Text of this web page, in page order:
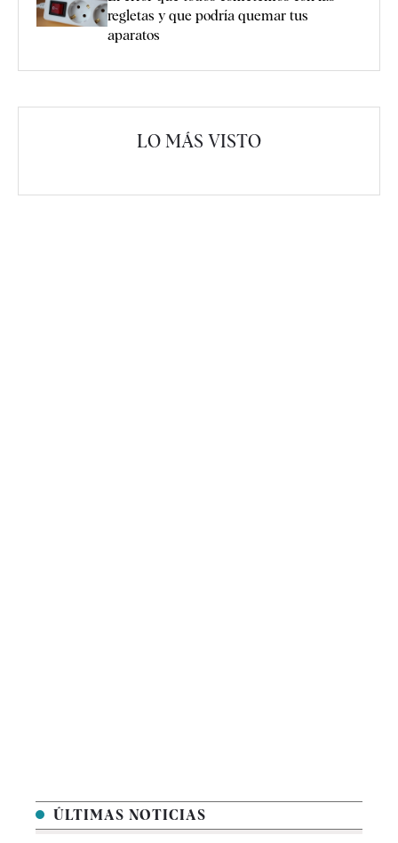
regletas y que podría quemar tus
aparatos
LO MÁS VISTO
ÚLTIMAS NOTICIAS